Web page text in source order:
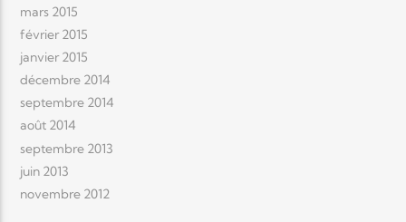
mars 2015
février 2015
janvier 2015
décembre 2014
septembre 2014
août 2014
septembre 2013
juin 2013
novembre 2012